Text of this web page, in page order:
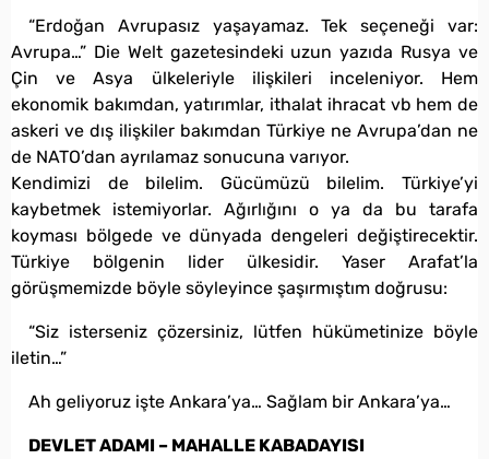
“Erdoğan Avrupasız yaşayamaz. Tek seçeneği var:
Avrupa…” Die Welt gazetesindeki uzun yazıda Rusya ve
Çin ve Asya ülkeleriyle ilişkileri inceleniyor. Hem
ekonomik bakımdan, yatırımlar, ithalat ihracat vb hem de
askeri ve dış ilişkiler bakımdan Türkiye ne Avrupa’dan ne
de NATO’dan ayrılamaz sonucuna varıyor.
Kendimizi de bilelim. Gücümüzü bilelim. Türkiye’yi
kaybetmek istemiyorlar. Ağırlığını o ya da bu tarafa
koyması bölgede ve dünyada dengeleri değiştirecektir.
Türkiye bölgenin lider ülkesidir. Yaser Arafat’la
görüşmemizde böyle söyleyince şaşırmıştım doğrusu:
​“Siz isterseniz çözersiniz, lütfen hükümetinize böyle
iletin…”
Ah geliyoruz işte Ankara’ya… Sağlam bir Ankara’ya…
DEVLET ADAMI – MAHALLE KABADAYISI